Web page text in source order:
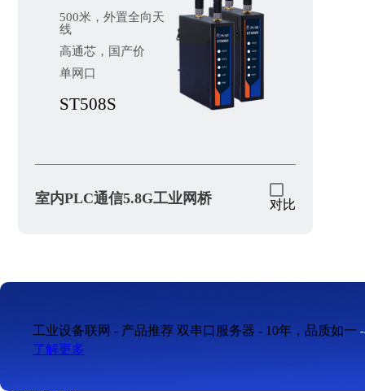
500米，外置全向天
线
高通芯，国产价
单网口
ST508S
室内PLC通信5.8G工业网桥 对比
工业设备联网 - 产品推荐 双串口服务器 - 10年，品质如一
了解更多